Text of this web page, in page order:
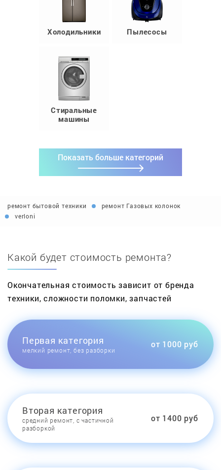
Холодильники Пылесосы
Стиральные
машины
Показать больше категорий
ремонт бытовой техники
ремонт Газовых колонок
verloni
Какой будет стоимость ремонта?
Окончательная стоимость зависит от бренда
техники, сложности поломки, запчастей
Первая категория
мелкий ремонт, без разборки
от 1000 руб
Вторая категория
средний ремонт, с частичной
разборкой
от 1400 руб